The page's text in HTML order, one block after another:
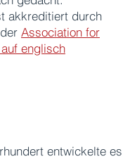
akkreditiert durch
Association for
englisch
entwickelte es